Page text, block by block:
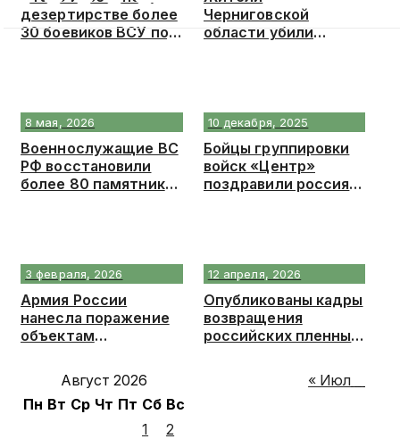
дезертирстве более
30 боевиков ВСУ под
Черниговской
области убили
8 мая, 2026
Военнослужащие ВС
РФ восстановили
более 80 памятников
10 декабря, 2025
Бойцы группировки
войск «Центр»
поздравили россиян
3 февраля, 2026
Армия России
нанесла поражение
объектам
инфраструктуры
Украины
12 апреля, 2026
Опубликованы кадры
возвращения
российских пленных
« Июл
Август 2026
Пн Вт Ср Чт Пт Сб Вс
1
2